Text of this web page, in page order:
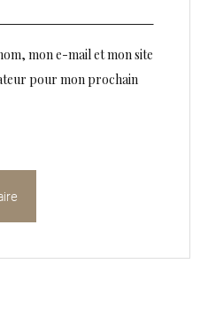
mon e-mail et mon site
pour mon prochain